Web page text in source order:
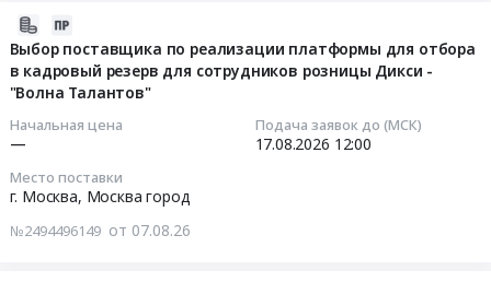
Выбор поставщика по реализации платформы для отбора
в кадровый резерв для сотрудников розницы Дикси -
"Волна Талантов"
Начальная цена
—
Подача заявок до (МСК)
17.08.2026 12:00
Место поставки
г. Москва, Москва город
№2494496149 от 07.08.26